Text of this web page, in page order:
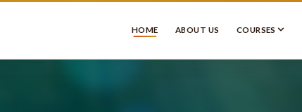
HOME ABOUT US COURSES